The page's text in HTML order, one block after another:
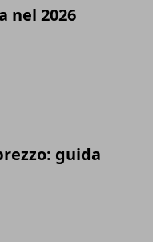
nel 2026
guida